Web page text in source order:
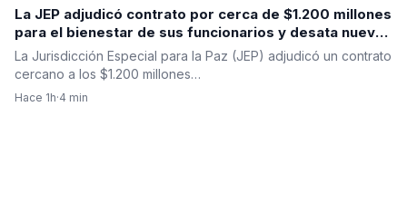
La JEP adjudicó contrato por cerca de $1.200 millones
para el bienestar de sus funcionarios y desata nuevas
críticas
La Jurisdicción Especial para la Paz (JEP) adjudicó un contrato
cercano a los $1.200 millones…
Hace 1h·4 min